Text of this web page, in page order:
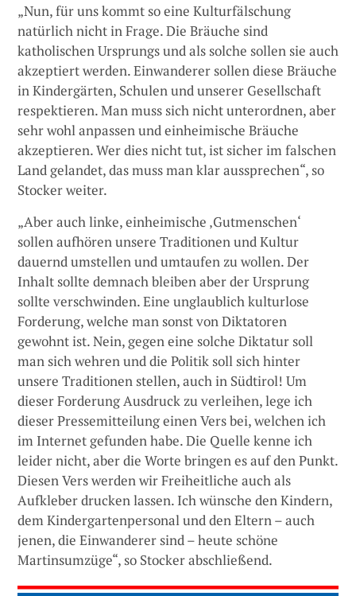
„Nun, für uns kommt so eine Kulturfälschung
natürlich nicht in Frage. Die Bräuche sind
katholischen Ursprungs und als solche sollen sie auch
akzeptiert werden. Einwanderer sollen diese Bräuche
in Kindergärten, Schulen und unserer Gesellschaft
respektieren. Man muss sich nicht unterordnen, aber
sehr wohl anpassen und einheimische Bräuche
akzeptieren. Wer dies nicht tut, ist sicher im falschen
Land gelandet, das muss man klar aussprechen“, so
Stocker weiter.
„Aber auch linke, einheimische ‚Gutmenschen‘
sollen aufhören unsere Traditionen und Kultur
dauernd umstellen und umtaufen zu wollen. Der
Inhalt sollte demnach bleiben aber der Ursprung
sollte verschwinden. Eine unglaublich kulturlose
Forderung, welche man sonst von Diktatoren
gewohnt ist. Nein, gegen eine solche Diktatur soll
man sich wehren und die Politik soll sich hinter
unsere Traditionen stellen, auch in Südtirol! Um
dieser Forderung Ausdruck zu verleihen, lege ich
dieser Pressemitteilung einen Vers bei, welchen ich
im Internet gefunden habe. Die Quelle kenne ich
leider nicht, aber die Worte bringen es auf den Punkt.
Diesen Vers werden wir Freiheitliche auch als
Aufkleber drucken lassen. Ich wünsche den Kindern,
dem Kindergartenpersonal und den Eltern – auch
jenen, die Einwanderer sind – heute schöne
Martinsumzüge“, so Stocker abschließend.